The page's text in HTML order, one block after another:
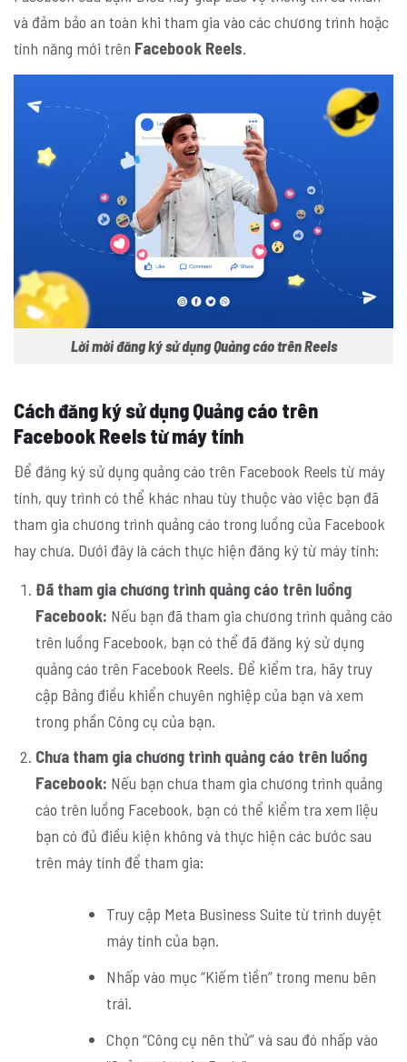
và đảm bảo an toàn khi tham gia vào các chương trình hoặc
tính năng mới trên Facebook Reels.
Lời mời đăng ký sử dụng Quảng cáo trên Reels
Cách đăng ký sử dụng Quảng cáo trên
Facebook Reels từ máy tính
Để đăng ký sử dụng quảng cáo trên Facebook Reels từ máy
tính, quy trình có thể khác nhau tùy thuộc vào việc bạn đã
tham gia chương trình quảng cáo trong luồng của Facebook
hay chưa. Dưới đây là cách thực hiện đăng ký từ máy tính:
Đã tham gia chương trình quảng cáo trên luồng
Facebook: Nếu bạn đã tham gia chương trình quảng cáo
trên luồng Facebook, bạn có thể đã đăng ký sử dụng
quảng cáo trên Facebook Reels. Để kiểm tra, hãy truy
cập Bảng điều khiển chuyên nghiệp của bạn và xem
trong phần Công cụ của bạn.
Chưa tham gia chương trình quảng cáo trên luồng
Facebook: Nếu bạn chưa tham gia chương trình quảng
cáo trên luồng Facebook, bạn có thể kiểm tra xem liệu
bạn có đủ điều kiện không và thực hiện các bước sau
trên máy tính để tham gia:
Truy cập Meta Business Suite từ trình duyệt
máy tính của bạn.
Nhấp vào mục “Kiếm tiền” trong menu bên
trái.
Chọn “Công cụ nên thử” và sau đó nhấp vào